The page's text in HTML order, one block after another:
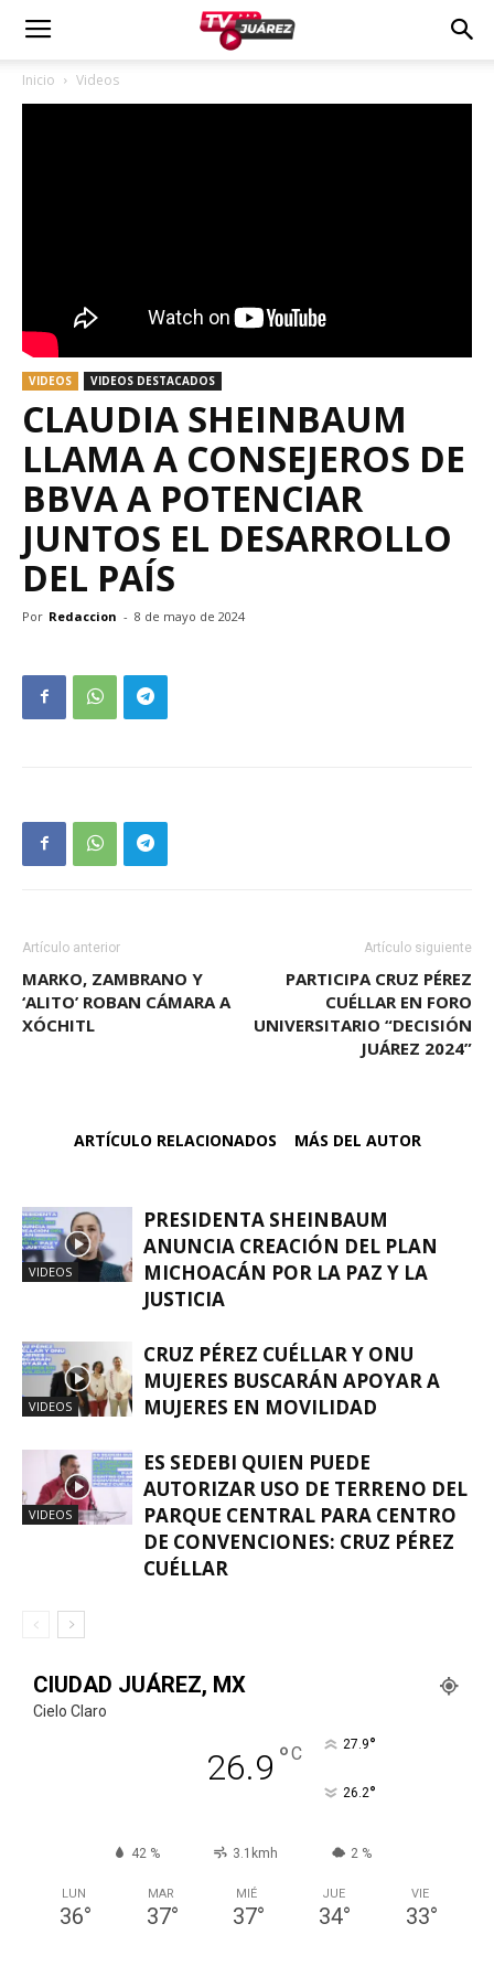
Inicio Videos
VIDEOS VIDEOS DESTACADOS
CLAUDIA SHEINBAUM
LLAMA A CONSEJEROS DE
BBVA A POTENCIAR
JUNTOS EL DESARROLLO
DEL PAÍS
Por Redaccion - 8 de mayo de 2024
Artículo anterior
MARKO, ZAMBRANO Y
‘ALITO’ ROBAN CÁMARA A
XÓCHITL
Artículo siguiente
PARTICIPA CRUZ PÉREZ
CUÉLLAR EN FORO
UNIVERSITARIO “DECISIÓN
JUÁREZ 2024”
ARTÍCULO RELACIONADOS MÁS DEL AUTOR
VIDEOS
PRESIDENTA SHEINBAUM
ANUNCIA CREACIÓN DEL PLAN
MICHOACÁN POR LA PAZ Y LA
JUSTICIA
VIDEOS
CRUZ PÉREZ CUÉLLAR Y ONU
MUJERES BUSCARÁN APOYAR A
MUJERES EN MOVILIDAD
VIDEOS
ES SEDEBI QUIEN PUEDE
AUTORIZAR USO DE TERRENO DEL
PARQUE CENTRAL PARA CENTRO
DE CONVENCIONES: CRUZ PÉREZ
CUÉLLAR
CIUDAD JUÁREZ, MX
Cielo Claro
26.9 °C 27.9°
26.2°
42 % 3.1kmh 2 %
LUN
36°
MAR
37°
MIÉ
37°
JUE
34°
VIE
33°